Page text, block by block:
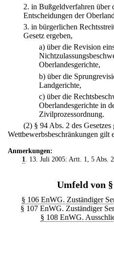
2. in Bußgeldverfahren über
Entscheidungen der
3. in bürgerlichen
Gesetz ergeben,
a) über die Revision
Oberlandesgerichte,
b) über die
Landgerichte,
c) über die
Oberlandesgerichte in
Zivilprozessordnung.
(2) § 94 Abs. 2 des Gesetzes
Wettbewerbsbeschränkungen gilt
Anmerkungen:
1. 13. Juli 2005: Artt. 1, 5 Abs.
Umfeld von
§ 106 EnWG. Zuständiger
§ 107 EnWG. Zuständiger
§ 108 EnWG.